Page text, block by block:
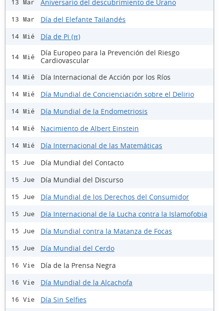
13 Mar Aniversario del descubrimiento de Urano
13 Mar Día del Elefante Tailandés
14 Mié Día de Pi (π)
14 Mié
Día Europeo para la Prevención del Riesgo
Cardiovascular
14 Mié Día Internacional de Acción por los Ríos
14 Mié Día Mundial de Concienciación sobre el Delirio
14 Mié Día Mundial de la Endometriosis
14 Mié Nacimiento de Albert Einstein
14 Mié Día Internacional de las Matemáticas
15 Jue Día Mundial del Contacto
15 Jue Día Mundial del Discurso
15 Jue Día Mundial de los Derechos del Consumidor
15 Jue Día Internacional de la Lucha contra la Islamofobia
15 Jue Día Mundial contra la Matanza de Focas
15 Jue Día Mundial del Cerdo
16 Vie Día de la Prensa Negra
16 Vie Día Mundial de la Alcachofa
16 Vie Día Sin Selfies